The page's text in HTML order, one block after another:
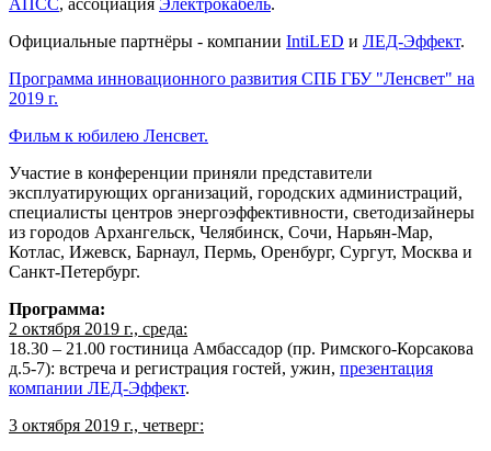
Официальные партнёры - компании IntiLED и ЛЕД-Эффект.
Программа инновационного развития СПБ ГБУ "Ленсвет" на
2019 г.
Фильм к юбилею Ленсвет.
Участие в конференции приняли представители
эксплуатирующих организаций, городских администраций,
специалисты центров энергоэффективности, светодизайнеры
из городов Архангельск, Челябинск, Сочи, Нарьян-Мар,
Котлас, Ижевск, Барнаул, Пермь, Оренбург, Сургут, Москва и
Санкт-Петербург.
Программа:
2 октября 2019 г., среда:
18.30 – 21.00 гостиница Амбассадор (пр. Римского-Корсакова
д.5-7): встреча и регистрация гостей, ужин, презентация
компании ЛЕД-Эффект.
3 октября 2019 г., четверг: